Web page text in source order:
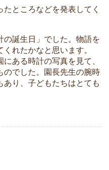
ところなどを発表してく
の誕生日」でした。物語を
れたかなと思います。
ある時計の写真を見て、
のでした。園長先生の腕時
り、子どもたちはとても